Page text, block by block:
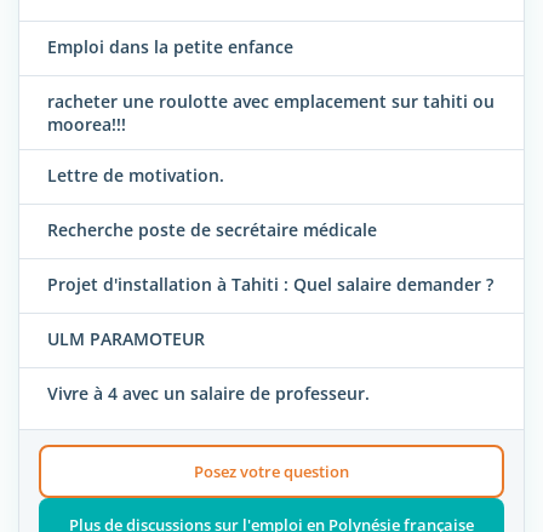
Emploi dans la petite enfance
racheter une roulotte avec emplacement sur tahiti ou
moorea!!!
Lettre de motivation.
Recherche poste de secrétaire médicale
Projet d'installation à Tahiti : Quel salaire demander ?
ULM PARAMOTEUR
Vivre à 4 avec un salaire de professeur.
Posez votre question
Plus de discussions sur l'emploi en Polynésie française